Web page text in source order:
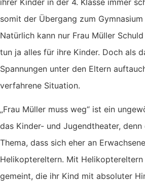
somit der Übergang zum
Natürlich kann nur Frau Müller
tun ja alles für ihre Kinder. Doch als
Spannungen unter den Eltern
verfahrene Situation.
„Frau Müller muss weg“ ist ein
das Kinder- und Jugendtheater,
Thema, dass sich eher an
Helikoptereltern. Mit
gemeint, die ihr Kind mit absoluter